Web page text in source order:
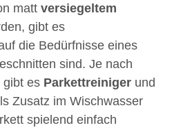
matt versiegeltem
gibt es
die Bedürfnisse eines
sind. Je nach
gibt es Parkettreiniger und
Zusatz im Wischwasser
spielend einfach